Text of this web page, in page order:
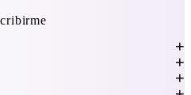
+
+
+